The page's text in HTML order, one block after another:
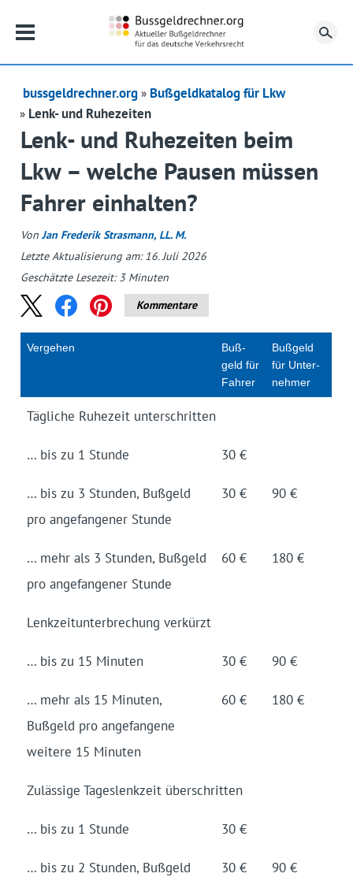
bussgeldrechner.org
Bußgeldkatalog für Lkw
Lenk- und Ruhezeiten
Lenk- und Ruhezeiten beim
Lkw – welche Pausen müssen
Fahrer einhalten?
Von Jan Frederik Strasmann, LL. M.
Letzte Aktualisierung am: 16. Juli 2026
Geschätzte Lesezeit:3 Minuten
Kommentare
Vergehen
Buß­
geld für
Fahrer
Buß­geld
für Unter­
nehmer
Tägliche Ruhezeit unter­schritten
… bis zu 1 Stunde 30 €
… bis zu 3 Stunden, Bußgeld
pro ange­fangener Stunde
30 € 90 €
… mehr als 3 Stunden, Bußgeld
pro ange­fangener Stunde
60 € 180 €
Lenkzeit­unter­brechung verkürzt
… bis zu 15 Minuten 30 € 90 €
… mehr als 15 Minuten,
Bußgeld pro ange­fangene
weitere 15 Minuten
60 € 180 €
Zulässige Tages­lenkzeit überschritten
… bis zu 1 Stunde 30 €
… bis zu 2 Stunden, Bußgeld
30 € 90 €